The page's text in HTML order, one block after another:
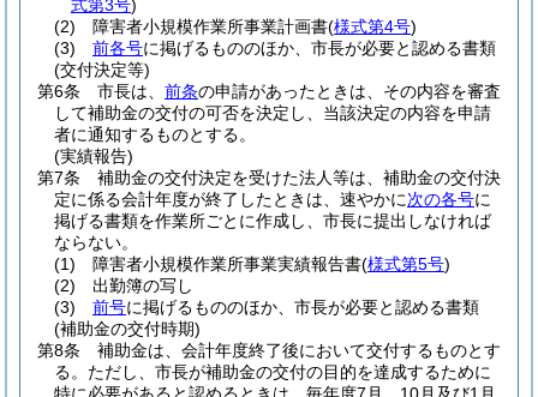
式第3号)
(2)
障害者小規模作業所事業計画書(様式第4号)
(3)
前各号に掲げるもののほか、市長が必要と認める書類
(交付決定等)
第6条
市長は、 前条の申請があったときは、その内容を審査
して補助金の交付の可否を決定し、当該決定の内容を申請
者に通知するものとする。
(実績報告)
第7条
補助金の交付決定を受けた法人等は、補助金の交付決
定に係る会計年度が終了したときは、速やかに次の各号に
掲げる書類を作業所ごとに作成し、市長に提出しなければ
ならない。
(1)
障害者小規模作業所事業実績報告書(様式第5号)
(2)
出勤簿の写し
(3)
前号に掲げるもののほか、市長が必要と認める書類
(補助金の交付時期)
第8条
補助金は、会計年度終了後において交付するものとす
る。 ただし、市長が補助金の交付の目的を達成するために